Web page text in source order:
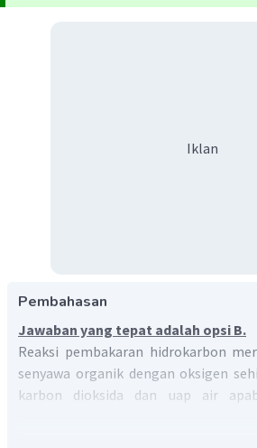
Iklan
Pembahasan
Jawaban yang tepat adalah opsi B.
Reaksi pembakaran hidrokarbon
senyawa organik dengan oksigen
karbon dioksida dan uap air